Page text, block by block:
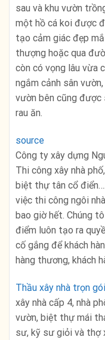
sau và khu vườn
một hồ cá koi được
tạo cảm giác đẹp
thượng hoặc qua
còn có vọng lâu vừa
ngắm cảnh sân
vườn bên cũng được
rau ăn.
source
Công ty xây dựng
Thi công xây nhà
biệt thự tân cổ
việc thi công ngôi
bao giờ hết. Chúng
điểm luôn tạo ra
cố gắng để khách
hàng thương, khách
Thầu xây nhà trọn
xây nhà cấp 4, nhà
vườn, biệt thự mái
sư, kỹ sư giỏi và thợ